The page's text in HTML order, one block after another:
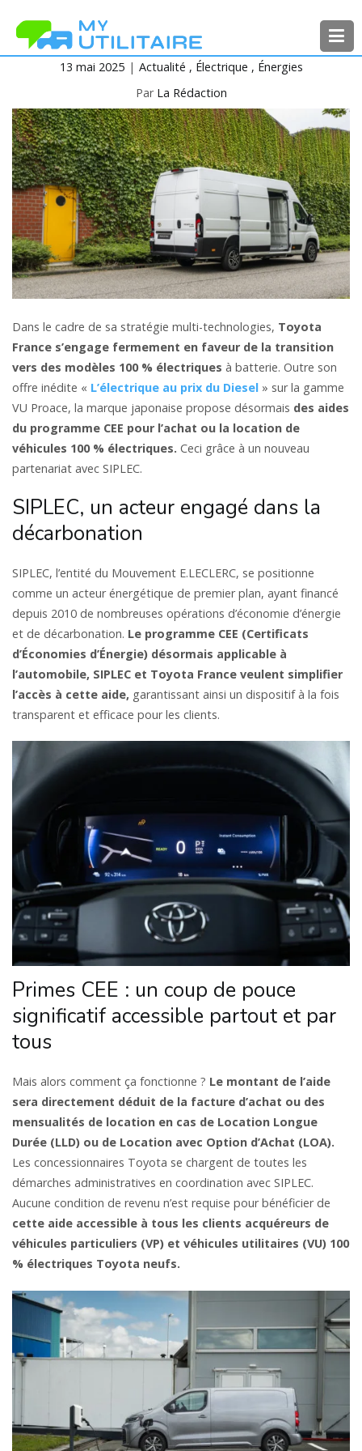
contenu
MyUtilitaire
Toute l’actualité des véhicules
13 mai 2025 Actualité Électrique
Énergies
Par La Rédaction
Dans le cadre de sa stratégie multi-technologies, Toyota
France s’engage fermement en faveur de la transition
vers des modèles 100 % électriques à batterie. Outre son
offre inédite « L’électrique au prix du Diesel » sur la gamme
VU Proace, la marque japonaise propose désormais des aides
du programme CEE pour l’achat ou la location de
véhicules 100 % électriques. Ceci grâce à un nouveau
partenariat avec SIPLEC.
SIPLEC, un acteur engagé dans la
décarbonation
SIPLEC, l’entité du Mouvement E.LECLERC, se positionne
comme un acteur énergétique de premier plan, ayant financé
depuis 2010 de nombreuses opérations d’économie d’énergie
et de décarbonation. Le programme CEE (Certificats
d’Économies d’Énergie) désormais applicable à
l’automobile, SIPLEC et Toyota France veulent simplifier
l’accès à cette aide, garantissant ainsi un dispositif à la fois
transparent et efficace pour les clients.
Primes CEE : un coup de pouce
significatif accessible partout et par
tous
Mais alors comment ça fonctionne ? Le montant de l’aide
sera directement déduit de la facture d’achat ou des
mensualités de location en cas de Location Longue
Durée (LLD) ou de Location avec Option d’Achat (LOA).
Les concessionnaires Toyota se chargent de toutes les
démarches administratives en coordination avec SIPLEC.
Aucune condition de revenu n’est requise pour bénéficier de
cette aide accessible à tous les clients acquéreurs de
véhicules particuliers (VP) et véhicules utilitaires (VU) 100
% électriques Toyota neufs.